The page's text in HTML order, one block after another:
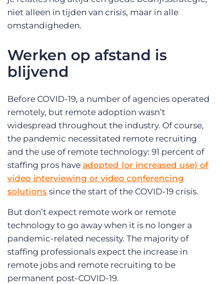
niet alleen in tijden van crisis, maar in alle
omstandigheden.
Werken op afstand is
blijvend
Before COVID-19, a number of agencies operated
remotely, but remote adoption wasn’t
widespread throughout the industry. Of course,
the pandemic necessitated remote recruiting
and the use of remote technology: 91 percent of
staffing pros have adopted (or increased use) of
video interviewing or video conferencing
solutions since the start of the COVID-19 crisis.
But don’t expect remote work or remote
technology to go away when it is no longer a
pandemic-related necessity. The majority of
staffing professionals expect the increase in
remote jobs and remote recruiting to be
permanent post-COVID-19.